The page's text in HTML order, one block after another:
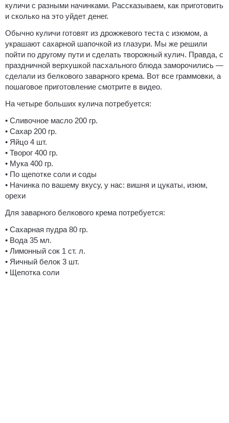
куличи с разными начинками. Рассказываем, как приготовить
и сколько на это уйдет денег.
Обычно куличи готовят из дрожжевого теста с изюмом, а
украшают сахарной шапочкой из глазури. Мы же решили
пойти по другому пути и сделать творожный кулич. Правда, с
праздничной верхушкой пасхального блюда заморочились —
сделали из белкового заварного крема. Вот все граммовки, а
пошаговое приготовление смотрите в видео.
На четыре больших кулича потребуется:
• Сливочное масло 200 гр.
• Сахар 200 гр.
• Яйцо 4 шт.
• Творог 400 гр.
• Мука 400 гр.
• По щепотке соли и соды
• Начинка по вашему вкусу, у нас: вишня и цукаты, изюм,
орехи
Для заварного белкового крема потребуется:
• Сахарная пудра 80 гр.
• Вода 35 мл.
• Лимонный сок 1 ст. л.
• Яичный белок 3 шт.
• Щепотка соли